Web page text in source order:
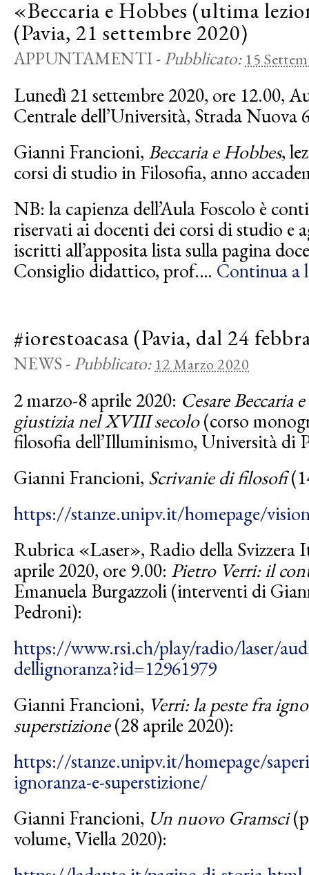
«Beccaria e Hobbes (ultima
(Pavia, 21 settembre 2020)
APPUNTAMENTI-Pubblicato: 15
Lunedì 21 settembre 2020, ore 12.00,
Centrale dell’Università, Strada Nuova
Gianni Francioni,Beccaria e Hobbes,
corsi di studio in Filosofia, anno
NB: la capienza dell’Aula Foscolo è
riservati ai docenti dei corsi di studio e
iscritti all’apposita lista sulla pagina
Consiglio didattico, prof.… Continua a
#iorestoacasa (Pavia, dal 24
NEWS -Pubblicato: 12 Marzo 2020
2 marzo-8 aprile 2020: Cesare Beccaria
giustizia nel XVIII secolo(corso
filosofia dell’Illuminismo, Università di
Gianni Francioni, Scrivanie di filosofi
https://stanze.unipv.it/homepage/
Rubrica «Laser», Radio della Svizzera
aprile 2020, ore 9.00: Pietro Verri: il
Emanuela Burgazzoli (interventi di
Pedroni):
https://www.rsi.ch/play/radio/laser/
dellignoranza?id=12961979
Gianni Francioni, Verri: la peste fra
superstizione(28 aprile 2020):
https://stanze.unipv.it/homepage/
ignoranza-e-superstizione/
Gianni Francioni, Un nuovo Gramsci
volume, Viella 2020):